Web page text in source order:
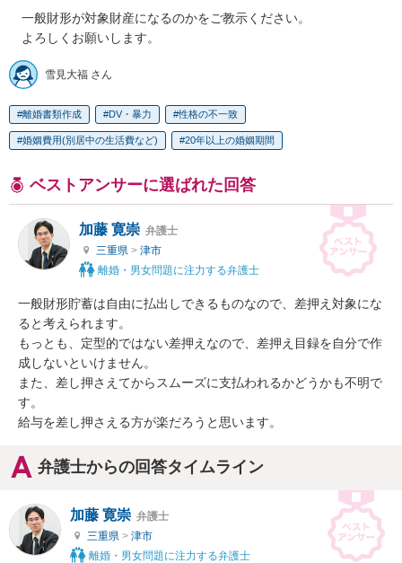
一般財形が対象財産になるのかをご教示ください。
よろしくお願いします。
雪見大福 さん
離婚書類作成 DV・暴力 性格の不一致
婚姻費用(別居中の生活費など) 20年以上の婚姻期間
ベストアンサーに選ばれた回答
加藤 寛崇 弁護士
三重県 > 津市
離婚・男女問題に注力する弁護士
一般財形貯蓄は自由に払出しできるものなので、差押え対象にな
ると考えられます。
もっとも、定型的ではない差押えなので、差押え目録を自分で作
成しないといけません。
また、差し押さえてからスムーズに支払われるかどうかも不明で
す。
給与を差し押さえる方が楽だろうと思います。
弁護士からの回答タイムライン
加藤 寛崇 弁護士
三重県 > 津市
離婚・男女問題に注力する弁護士